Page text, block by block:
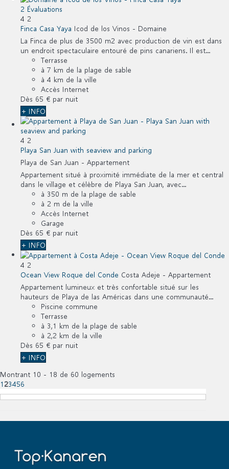
2 Évaluations
4 2
Finca Casa Yaya Icod de los Vinos - Domaine
La Finca de plus de 3500 m2 avec production de vin est dans
un endroit spectaculaire entouré de pins canariens. Il est...
Terrasse
à 7 km de la plage de sable
à 4 km de la ville
Accès Internet
Dès 65 € par nuit
+ INFO
4 2
Playa San Juan with seaview and parking
Playa de San Juan - Appartement
Appartement situé à proximité immédiate de la mer et central
dans le village et célèbre de Playa San Juan, avec...
à 350 m de la plage de sable
à 2 m de la ville
Accès Internet
Garage
Dès 65 € par nuit
+ INFO
4 2
Ocean View Roque del Conde Costa Adeje - Appartement
Appartement lumineux et très confortable situé sur les
hauteurs de Playa de las Américas dans une communauté...
Piscine commune
Terrasse
à 3,1 km de la plage de sable
à 2,2 km de la ville
Dès 65 € par nuit
+ INFO
Montrant 10 - 18 de 60 logements
1 23456